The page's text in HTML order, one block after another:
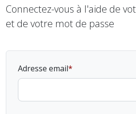
Connectez-vous à l'aide de
et de votre mot de passe
Adresse email